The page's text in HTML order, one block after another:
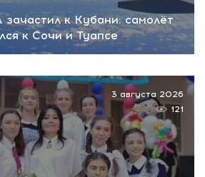
к Кубани: самолёт
к Сочи и Туапсе
3 августа 2026
121